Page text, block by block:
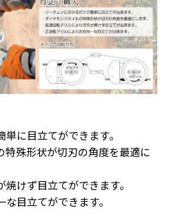
に目立てができます。
特殊形状が切刃の角度を最適に
けず目立てができます。
目立てができます。